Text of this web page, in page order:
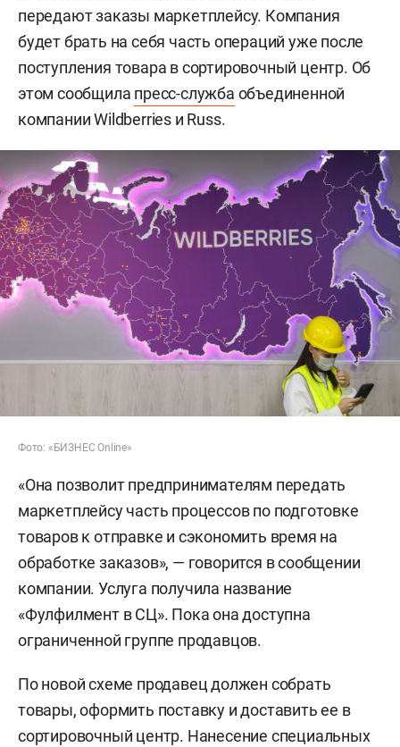
передают заказы маркетплейсу. Компания
будет брать на себя часть операций уже после
поступления товара в сортировочный центр. Об
этом сообщила пресс-служба объединенной
компании Wildberries и Russ.
Фото: «БИЗНЕС Online»
«Она позволит предпринимателям передать
маркетплейсу часть процессов по подготовке
товаров к отправке и сэкономить время на
обработке заказов», — говорится в сообщении
компании. Услуга получила название
«Фулфилмент в СЦ». Пока она доступна
ограниченной группе продавцов.
По новой схеме продавец должен собрать
товары, оформить поставку и доставить ее в
сортировочный центр. Нанесение специальных